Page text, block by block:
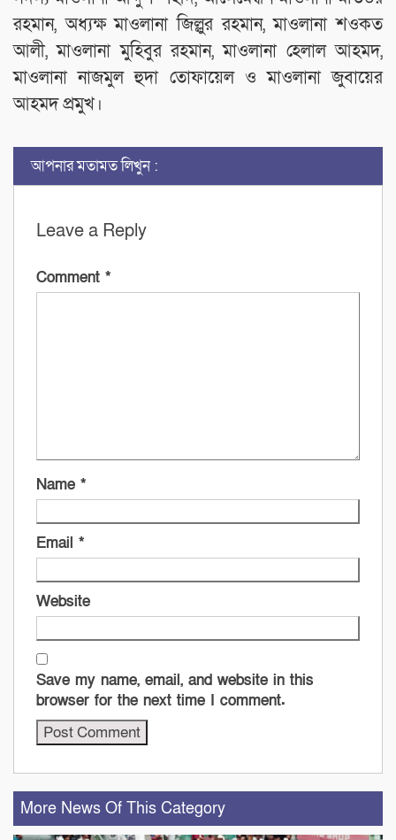
রহমান, অধ্যক্ষ মাওলানা জিল্লুর রহমান, মাওলানা শওকত
আলী, মাওলানা মুহিবুর রহমান, মাওলানা হেলাল আহমদ,
মাওলানা নাজমুল হুদা তোফায়েল ও মাওলানা জুবায়ের
আহমদ প্রমুখ।
আপনার মতামত লিখুন :
Leave a Reply
Comment *
Name *
Email *
Website
Save my name, email, and website in this
browser for the next time I comment.
More News Of This Category